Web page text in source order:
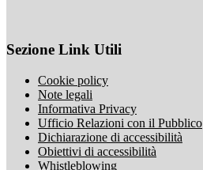
Sezione Link Utili
Cookie policy
Note legali
Informativa Privacy
Ufficio Relazioni con il Pubblico
Dichiarazione di accessibilità
Obiettivi di accessibilità
Whistleblowing